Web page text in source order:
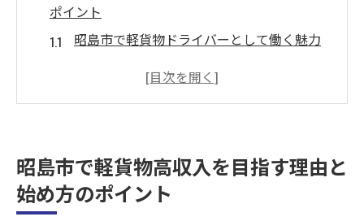
ポイント
昭島市で軽貨物ドライバーとして働く魅力
高収入を得るためのスタートガイド
高収入を目指せる軽貨物運送の基礎知識
昭島市で成功するためのはじめの一歩
昭島市で軽貨物高収入を目指す理由と
始め方のポイント